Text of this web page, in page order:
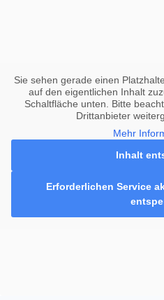
Sie sehen gerade einen
auf den eigentlichen Inhalt
Schaltfläche unten. Bitte
Drittanbieter
Mehr
Inhalt
Erforderlichen Service